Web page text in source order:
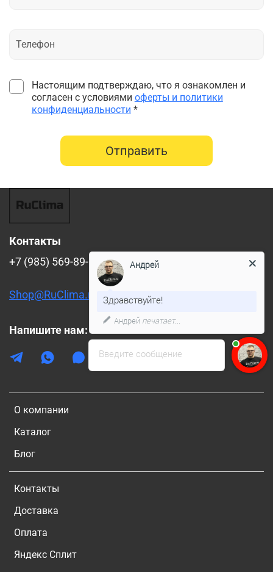
Настоящим подтверждаю, что я ознакомлен и
согласен с условиями оферты и политики
конфиденциальности *
Отправить
О компании
Каталог
Блог
Контакты
Доставка
Оплата
Яндекс Сплит
Контакты
+7 (985) 569-89-88
Shop@RuClima.ru
Напишите нам:
Введите сообщение
Андрей
Здравствуйте!
Андрей печатает...